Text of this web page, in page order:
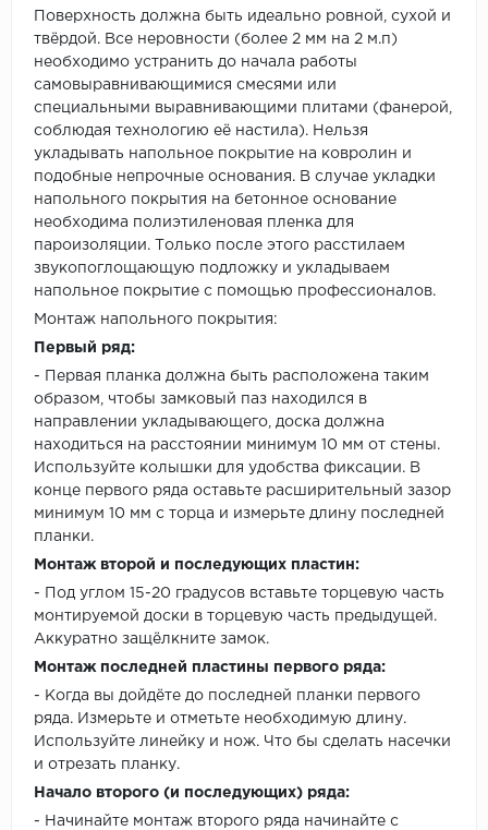
Поверхность должна быть идеально ровной, сухой и
твёрдой. Все неровности (более 2 мм на 2 м.п)
необходимо устранить до начала работы
самовыравнивающимися смесями или
специальными выравнивающими плитами (фанерой,
соблюдая технологию её настила). Нельзя
укладывать напольное покрытие на ковролин и
подобные непрочные основания. В случае укладки
напольного покрытия на бетонное основание
необходима полиэтиленовая пленка для
пароизоляции. Только после этого расстилаем
звукопоглощающую подложку и укладываем
напольное покрытие с помощью профессионалов.
Монтаж напольного покрытия:
Первый ряд:
- Первая планка должна быть расположена таким
образом, чтобы замковый паз находился в
направлении укладывающего, доска должна
находиться на расстоянии минимум 10 мм от стены.
Используйте колышки для удобства фиксации. В
конце первого ряда оставьте расширительный зазор
минимум 10 мм с торца и измерьте длину последней
планки.
Монтаж второй и последующих пластин:
- Под углом 15-20 градусов вставьте торцевую часть
монтируемой доски в торцевую часть предыдущей.
Аккуратно защёлкните замок.
Монтаж последней пластины первого ряда:
- Когда вы дойдёте до последней планки первого
ряда. Измерьте и отметьте необходимую длину.
Используйте линейку и нож. Что бы сделать насечки
и отрезать планку.
Начало второго (и последующих) ряда:
- Начинайте монтаж второго ряда начинайте с